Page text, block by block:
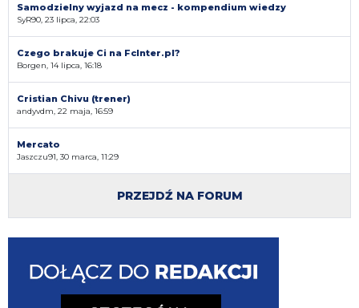
Samodzielny wyjazd na mecz - kompendium wiedzy
SyR90, 23 lipca, 22:03
Czego brakuje Ci na FcInter.pl?
Borgen, 14 lipca, 16:18
Cristian Chivu (trener)
andyvdm, 22 maja, 16:59
Mercato
Jaszczu91, 30 marca, 11:29
PRZEJDŹ NA FORUM